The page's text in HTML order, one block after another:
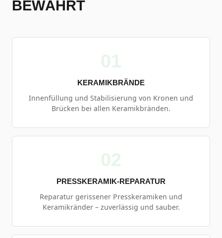
BEWÄHRT
KERAMIKBRÄNDE
Innenfüllung und Stabilisierung von Kronen und
Brücken bei allen Keramikbränden.
PRESSKERAMIK-REPARATUR
Reparatur gerissener Presskeramiken und
Keramikränder – zuverlässig und sauber.